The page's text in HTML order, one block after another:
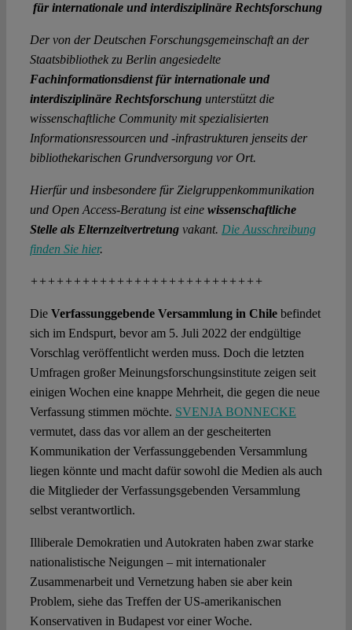
für internationale und interdisziplinäre Rechtsforschung
Der von der Deutschen Forschungsgemeinschaft an der
Staatsbibliothek zu Berlin angesiedelte
Fachinformationsdienst für internationale und
interdisziplinäre Rechtsforschungunterstützt die
wissenschaftliche Community mit spezialisierten
Informationsressourcen und -infrastrukturen jenseits der
bibliothekarischen Grundversorgung vor Ort.
Hierfür und insbesondere für Zielgruppenkommunikation
und Open Access-Beratung ist eine wissenschaftliche
Stelle als Elternzeitvertretungvakant. Die Ausschreibung
finden Sie hier.
+++++++++++++++++++++++++++
Die Verfassunggebende Versammlung in Chilebefindet
sich im Endspurt, bevor am 5. Juli 2022 der endgültige
Vorschlag veröffentlicht werden muss. Doch die letzten
Umfragen großer Meinungsforschungsinstitute zeigen seit
einigen Wochen eine knappe Mehrheit, die gegen die neue
Verfassung stimmen möchte. SVENJA BONNECKE
vermutet, dass das vor allem an der gescheiterten
Kommunikation der Verfassunggebenden Versammlung
liegen könnte und macht dafür sowohl die Medien als auch
die Mitglieder der Verfassungsgebenden Versammlung
selbst verantwortlich.
Illiberale Demokratien und Autokraten haben zwar starke
nationalistische Neigungen – mit internationaler
Zusammenarbeit und Vernetzung haben sie aber kein
Problem, siehe das Treffen der US-amerikanischen
Konservativen in Budapest vor einer Woche.